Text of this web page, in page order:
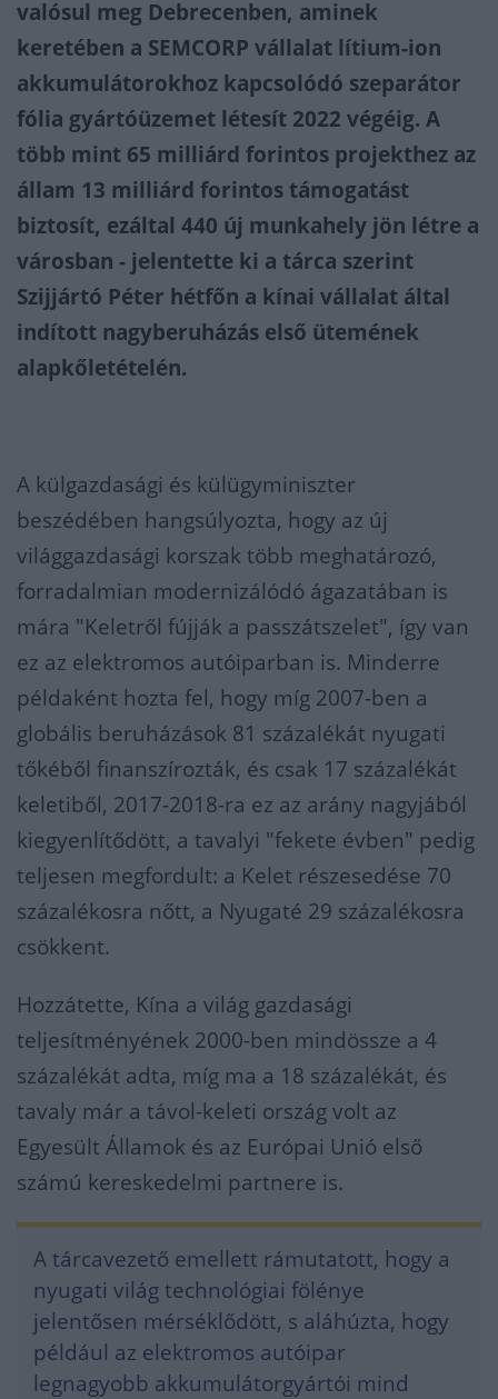
valósul meg Debrecenben, aminek
keretében a SEMCORP vállalat lítium-ion
akkumulátorokhoz kapcsolódó szeparátor
fólia gyártóüzemet létesít 2022 végéig. A
több mint 65 milliárd forintos projekthez az
állam 13 milliárd forintos támogatást
biztosít, ezáltal 440 új munkahely jön létre a
városban - jelentette ki a tárca szerint
Szijjártó Péter hétfőn a kínai vállalat által
indított nagyberuházás első ütemének
alapkőletételén.
A külgazdasági és külügyminiszter
beszédében hangsúlyozta, hogy az új
világgazdasági korszak több meghatározó,
forradalmian modernizálódó ágazatában is
mára "Keletről fújják a passzátszelet", így van
ez az elektromos autóiparban is. Minderre
példaként hozta fel, hogy míg 2007-ben a
globális beruházások 81 százalékát nyugati
tőkéből finanszírozták, és csak 17 százalékát
keletiből, 2017-2018-ra ez az arány nagyjából
kiegyenlítődött, a tavalyi "fekete évben" pedig
teljesen megfordult: a Kelet részesedése 70
százalékosra nőtt, a Nyugaté 29 százalékosra
csökkent.
Hozzátette, Kína a világ gazdasági
teljesítményének 2000-ben mindössze a 4
százalékát adta, míg ma a 18 százalékát, és
tavaly már a távol-keleti ország volt az
Egyesült Államok és az Európai Unió első
számú kereskedelmi partnere is.
A tárcavezető emellett rámutatott, hogy a
nyugati világ technológiai fölénye
jelentősen mérséklődött, s aláhúzta, hogy
például az elektromos autóipar
legnagyobb akkumulátorgyártói mind